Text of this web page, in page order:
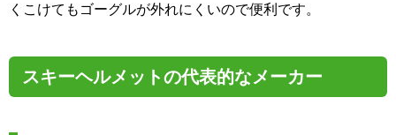
くこけてもゴーグルが外れにくいので便利です。
スキーヘルメットの代表的なメーカー